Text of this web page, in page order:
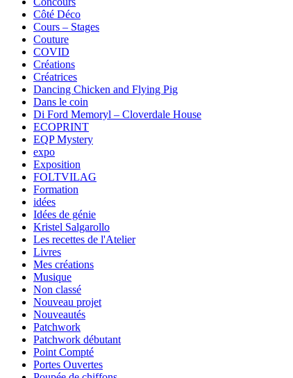
Côté Déco
Cours – Stages
Couture
COVID
Créations
Créatrices
Dancing Chicken and Flying Pig
Dans le coin
Di Ford Memoryl – Cloverdale House
ECOPRINT
EQP Mystery
expo
Exposition
FOLTVILAG
Formation
idées
Idées de génie
Kristel Salgarollo
Les recettes de l'Atelier
Livres
Mes créations
Musique
Non classé
Nouveau projet
Nouveautés
Patchwork
Patchwork débutant
Point Compté
Portes Ouvertes